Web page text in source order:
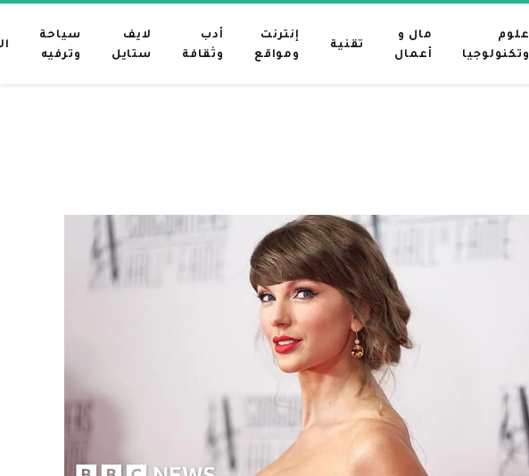
علوم
وتكنولوجيا
مال و
أعمال
تقنية
إنترنت
ومواقع
أدب
وثقافة
لايف
ستايل
سياحة
وترفيه